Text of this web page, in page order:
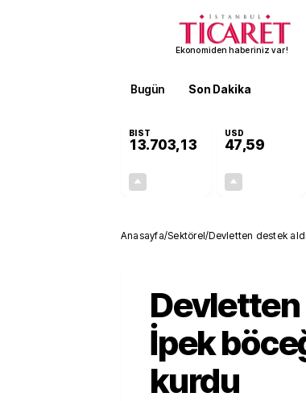
Ekonomiden haberiniz var!
Bugün Son Dakika
BIST
13.703,13
USD
47,59
Anasayfa/Sektörel/Devletten destek
Devletten
İpek
kurdu